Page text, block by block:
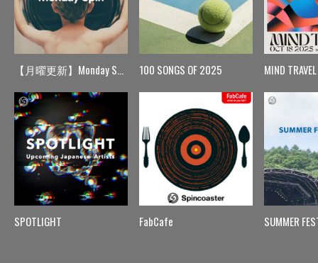
【月曜更新】Monday Spin
SPOTLIGHT
100 SONGS OF 2025
FabCafe
MIND TRAVEL
SUMMER